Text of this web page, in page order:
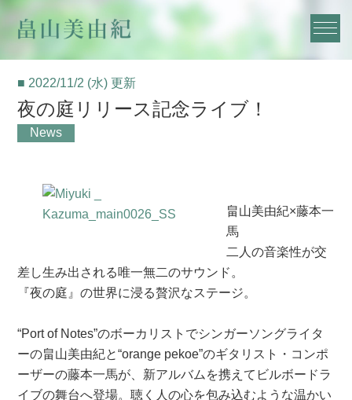
■ 2022/11/2 (水) 更新
夜の庭リリース記念ライブ！
News
畠山美由紀×藤本一
馬
二人の音楽性が交
差し生み出される唯一無二のサウンド。
『夜の庭』の世界に浸る贅沢なステージ。
“Port of Notes”のボーカリストでシンガーソングライタ
ーの畠山美由紀と“orange pekoe”のギタリスト・コンポ
ーザーの藤本一馬が、新アルバムを携えてビルボードラ
イブの舞台へ登場。聴く人の心を包み込むような温かい